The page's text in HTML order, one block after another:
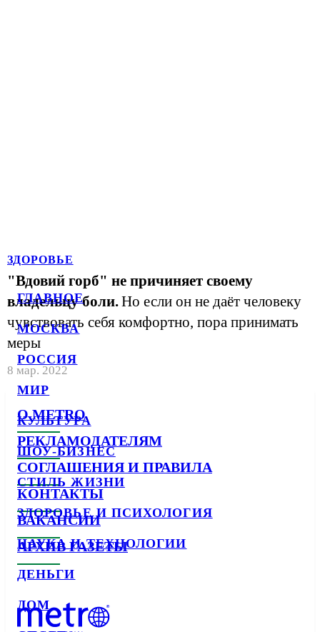
ГЛАВНОЕ
МОСКВА
РОССИЯ
МИР
КУЛЬТУРА
ШОУ-БИЗНЕС
СТИЛЬ ЖИЗНИ
ЗДОРОВЬЕ И ПСИХОЛОГИЯ
НАУКА И ТЕХНОЛОГИИ
ДЕНЬГИ
ДОМ
ЗДОРОВЬЕ
"Вдовий горб" не причиняет своему
владельцу боли.Но если он не даёт человеку
чувствовать себя комфортно, пора принимать
меры
8 мар. 2022
О METRO
РЕКЛАМОДАТЕЛЯМ
СОГЛАШЕНИЯ И ПРАВИЛА
КОНТАКТЫ
ВАКАНСИИ
АРХИВ ГАЗЕТЫ